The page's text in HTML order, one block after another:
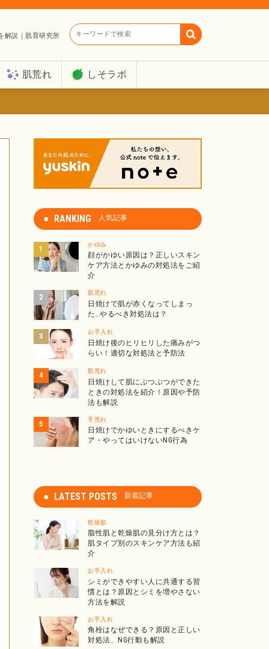
解説｜肌育研究所 キーワードで検索
肌荒れ しそラボ
RANKING 人気記事
かゆみ
顔がかゆい原因は？正しいスキン
ケア方法とかゆみの対処法をご紹
介
肌荒れ
日焼けで肌が赤くなってしまっ
た…やるべき対処法は？
お手入れ
日焼け後のヒリヒリした痛みがつ
らい！適切な対処法と予防法
肌荒れ
日焼けして肌にぶつぶつができた
ときの対処法を紹介！原因や予防
法も解説
手荒れ
日焼けでかゆいときにするべきケ
ア・やってはいけないNG行為
LATEST POSTS 新着記事
乾燥肌
脂性肌と乾燥肌の見分け方とは？
肌タイプ別のスキンケア方法も紹
介
お手入れ
シミができやすい人に共通する習
慣とは？原因とシミを増やさない
方法を解説
お手入れ
角栓はなぜできる？原因と正しい
対処法、NG行動も解説